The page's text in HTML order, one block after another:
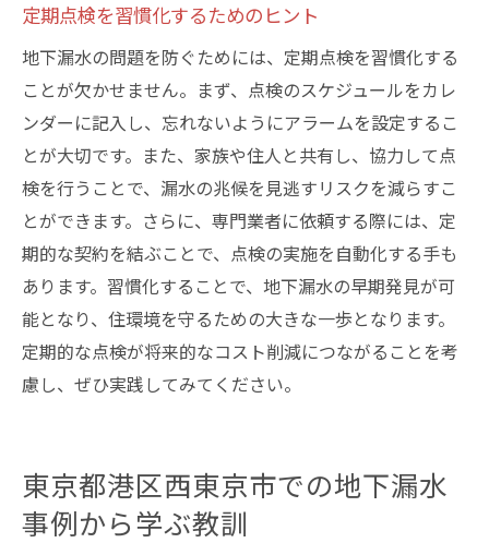
定期点検を習慣化するためのヒント
地下漏水の問題を防ぐためには、定期点検を習慣化する
ことが欠かせません。まず、点検のスケジュールをカレ
ンダーに記入し、忘れないようにアラームを設定するこ
とが大切です。また、家族や住人と共有し、協力して点
検を行うことで、漏水の兆候を見逃すリスクを減らすこ
とができます。さらに、専門業者に依頼する際には、定
期的な契約を結ぶことで、点検の実施を自動化する手も
あります。習慣化することで、地下漏水の早期発見が可
能となり、住環境を守るための大きな一歩となります。
定期的な点検が将来的なコスト削減につながることを考
慮し、ぜひ実践してみてください。
東京都港区西東京市での地下漏水
事例から学ぶ教訓